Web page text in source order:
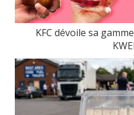
KFC dévoile sa